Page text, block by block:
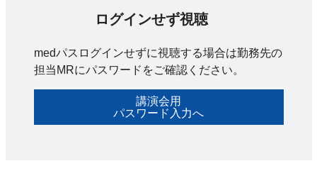
ログインせず視聴
medパスログインせずに視聴する場合は勤務先の
担当MRにパスワードをご確認ください。
講演会用
パスワード入力へ